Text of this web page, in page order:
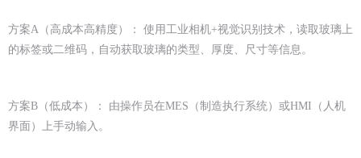
方案A（高成本高精度）： 使用工业相机+视觉识别技术，读取玻璃上
的标签或二维码，自动获取玻璃的类型、厚度、尺寸等信息。
方案B（低成本）： 由操作员在MES（制造执行系统）或HMI（人机
界面）上手动输入。